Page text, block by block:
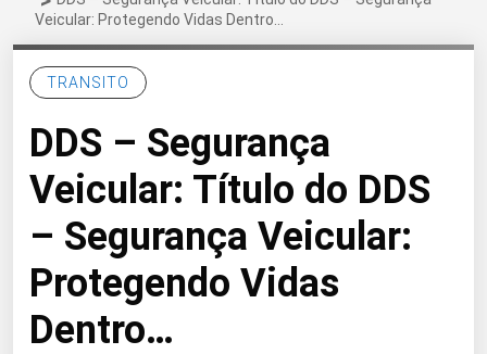
Veicular: Protegendo Vidas Dentro…
TRANSITO
DDS – Segurança
Veicular: Título do DDS
– Segurança Veicular:
Protegendo Vidas
Dentro…